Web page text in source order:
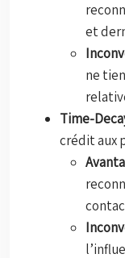
et
ne
Time-
crédit aux